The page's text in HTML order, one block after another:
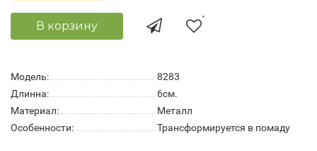
В корзину
Модель:
8283
Длинна:
6см.
Материал:
Металл
Особенности:
Трансформируется в помаду